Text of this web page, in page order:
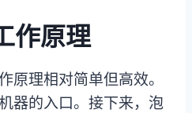
作原理
原理相对简单但高效。
器的入口。接下来，泡